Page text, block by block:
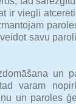
ir viegli
savu
un
varam
un paroles